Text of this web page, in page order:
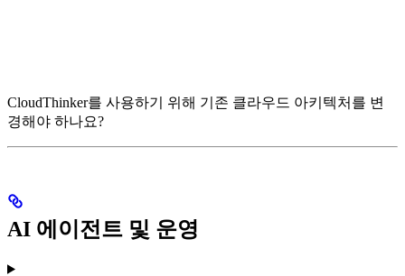
CloudThinker를 사용하기 위해 기존 클라우드 아키텍처를 변
경해야 하나요?
AI 에이전트 및 운영